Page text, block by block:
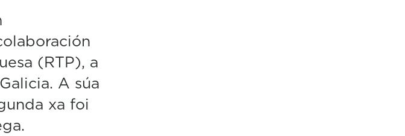
(RTP), a
A súa
xa foi